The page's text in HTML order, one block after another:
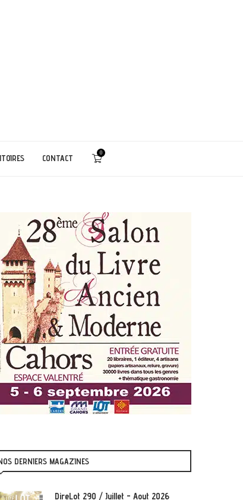
CONTACT
0
DERNIERS MAGAZINES
DireLot 290 / Juillet - Aout 2026